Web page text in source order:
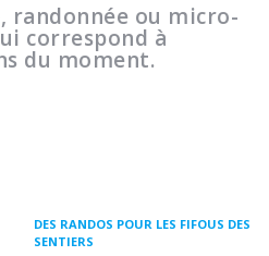
randonnée ou micro-
correspond à
du moment.
DES RANDOS POUR LES FIFOUS DES
SENTIERS